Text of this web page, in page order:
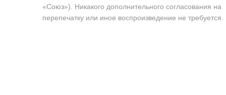
«Союз»). Никакого дополнительного согласования на
перепечатку или иное воспроизведение не требуется.